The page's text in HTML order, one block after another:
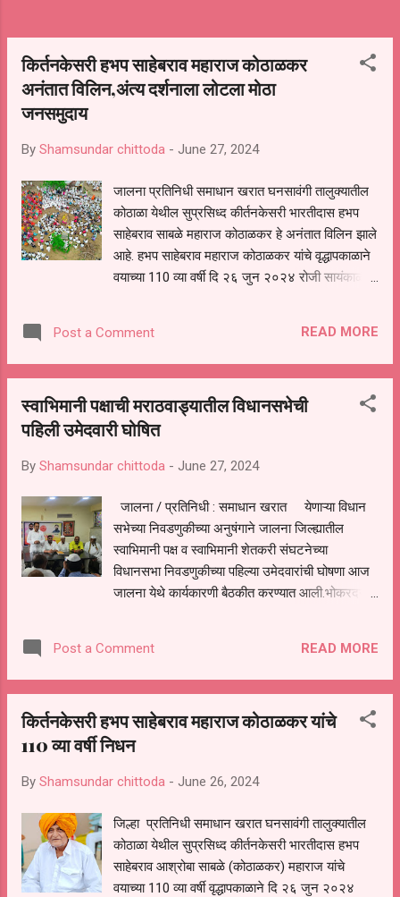
किर्तनकेसरी हभप साहेबराव महाराज कोठाळकर
अनंतात विलिन,अंत्य दर्शनाला लोटला मोठा
जनसमुदाय
By Shamsundar chittoda - June 27, 2024
जालना प्रतिनिधी समाधान खरात घनसावंगी तालुक्यातील
कोठाळा येथील सुप्रसिध्द कीर्तनकेसरी भारतीदास हभप
साहेबराव साबळे महाराज कोठाळकर हे अनंतात विलिन झाले
आहे. हभप साहेबराव महाराज कोठाळकर यांचे वृद्धापकाळाने
वयाच्या 110 व्या वर्षी दि २६ जुन २०२४ रोजी सायंकाळी
कोठाळा येथे अंत्यसंस्कार करण्यात आले. यावेळी टाळ
मृदुंगाच्या जयघोषात अंतिम संस्कार करण्यात आले. जालना
दर्शनाला उपस्थित होता. हभप रूपालीताई सवणे, बळीराम
बाबा घोंसीकर, तुकाराम महाराज सांगवीकर दत्त संस्थान
चांगदेव महाराज काकडे, बळीराम महाराज आवटे, महादेव
काजळे, तुकाराम महाराज राठोड, पांडुरंग महाराज आनंदे,
हभप लक्ष्मण महाराज आनंदे, माजी मंत्री अर्जुन खोतकर,
मनिषा टोपे, पंकज बोराडे, बळीराम कडपे, पंडित भुतेकर,
लक्ष्मण वडले, तसेच परतूर, अंबड, कु.पिंपळगाव, घनसावंगी...
Post a Comment READ MORE
स्वाभिमानी पक्षाची मराठवाड्यातील विधानसभेची
पहिली उमेदवारी घोषित
By Shamsundar chittoda - June 27, 2024
जालना / प्रतिनिधी : समाधान खरात येणाऱ्या विधान
सभेच्या निवडणुकीच्या अनुषंगाने जालना जिल्ह्यातील
स्वाभिमानी पक्ष व स्वाभिमानी शेतकरी संघटनेच्या
विधानसभा निवडणुकीच्या पहिल्या उमेदवारांची घोषणा आज
जालना येथे कार्यकारणी बैठकीत करण्यात आली.भोकरदन
संघटनेच्या वतीने राज्यात ५० पेक्षा अधिक जागा लढवणार
असल्याची घोषणा स्वाभिमानी शेतकरी संघटनेचे संस्थापक
संघटनेचे जिल्हा कार्यकारणी बैठक जिल्हाध्यक्ष सुरेश काळे
यांच्या अध्यक्षतेखाली गुरूवार रोजी जालना येथे संपन्न
आज जालन्यातून करण्यात आली. स्वाभिमानी शेतकरी
हॉटेलमध्ये आयोजित करण्यात आली होती. शासनाच्या
चुकीच्या धोरणामुळे शेतकरी आर्थिक विवंचनेत सापडला
आहे.शेतकरी कर्जबाजारी झाला आहे. त्यामुळे शेतकऱ्यांचे सर्व
कर्जमाफ करून स...
Post a Comment READ MORE
किर्तनकेसरी हभप साहेबराव महाराज कोठाळकर यांचे
110 व्या वर्षी निधन
By Shamsundar chittoda - June 26, 2024
जिल्हा प्रतिनिधी समाधान खरात घनसावंगी तालुक्यातील
कोठाळा येथील सुप्रसिध्द कीर्तनकेसरी भारतीदास हभप
साहेबराव आश्रोबा साबळे (कोठाळकर) महाराज यांचे
वयाच्या 110 व्या वर्षी वृद्धापकाळाने दि २६ जुन २०२४